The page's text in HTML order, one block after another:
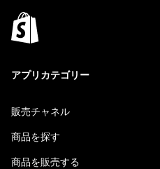
アプリカテゴリー
販売チャネル
商品を探す
商品を販売する